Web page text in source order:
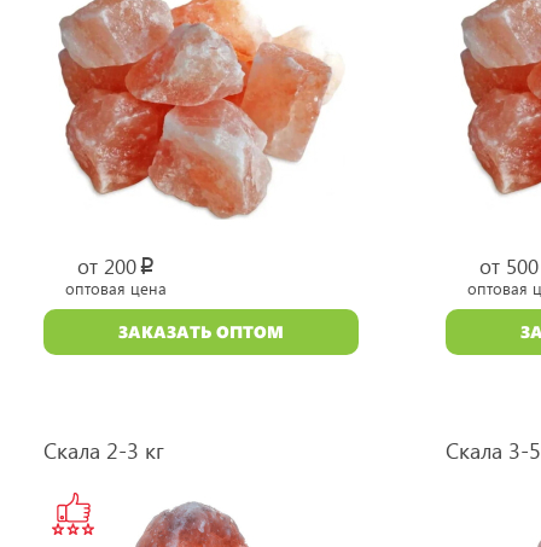
от 200 p
уб.
оптовая цена
ЗАКАЗАТЬ ОПТОМ
от 500
оптовая
Скала 2-3 кг Скала 3-